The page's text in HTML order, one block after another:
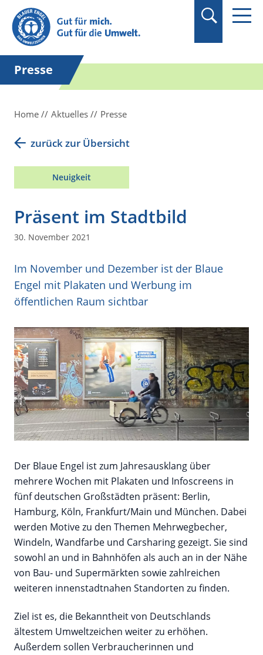
Suchbegriff in
Anführungszeichen
setzen.
Presse
Home Aktuelles Presse
zurück zur Übersicht
Neuigkeit
Präsent im Stadtbild
30. November 2021
Im November und Dezember ist der Blaue
Engel mit Plakaten und Werbung im
öffentlichen Raum sichtbar
Der Blaue Engel ist zum Jahresausklang über
mehrere Wochen mit Plakaten und Infoscreens in
fünf deutschen Großstädten präsent: Berlin,
Hamburg, Köln, Frankfurt/Main und München. Dabei
werden Motive zu den Themen Mehrwegbecher,
Windeln, Wandfarbe und Carsharing gezeigt. Sie sind
sowohl an und in Bahnhöfen als auch an in der Nähe
von Bau- und Supermärkten sowie zahlreichen
weiteren innenstadtnahen Standorten zu finden.
Ziel ist es, die Bekanntheit von Deutschlands
ältestem Umweltzeichen weiter zu erhöhen.
Außerdem sollen Verbraucherinnen und